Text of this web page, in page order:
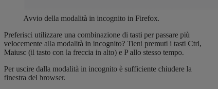
Avvio della modalità in incognito in Firefox.
Preferisci utilizzare una combinazione di tasti per passare più
velocemente alla modalità in incognito? Tieni premuti i tasti Ctrl,
Maiusc (il tasto con la freccia in alto) e P allo stesso tempo.
Per uscire dalla modalità in incognito è sufficiente chiudere la
finestra del browser.